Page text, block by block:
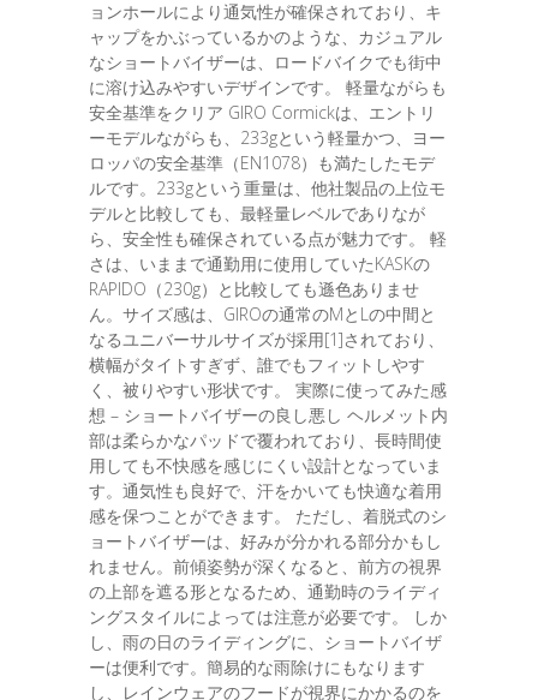
ョンホールにより通気性が確保されており、キ
ャップをかぶっているかのような、カジュアル
なショートバイザーは、ロードバイクでも街中
に溶け込みやすいデザインです。 軽量ながらも
安全基準をクリア GIRO Cormickは、エントリ
ーモデルながらも、233gという軽量かつ、ヨー
ロッパの安全基準（EN1078）も満たしたモデ
ルです。233gという重量は、他社製品の上位モ
デルと比較しても、最軽量レベルでありなが
ら、安全性も確保されている点が魅力です。 軽
さは、いままで通勤用に使用していたKASKの
RAPIDO（230g）と比較しても遜色ありませ
ん。サイズ感は、GIROの通常のMとLの中間と
なるユニバーサルサイズが採用[1]されており、
横幅がタイトすぎず、誰でもフィットしやす
く、被りやすい形状です。 実際に使ってみた感
想 – ショートバイザーの良し悪し ヘルメット内
部は柔らかなパッドで覆われており、長時間使
用しても不快感を感じにくい設計となっていま
す。通気性も良好で、汗をかいても快適な着用
感を保つことができます。 ただし、着脱式のシ
ョートバイザーは、好みが分かれる部分かもし
れません。前傾姿勢が深くなると、前方の視界
の上部を遮る形となるため、通勤時のライディ
ングスタイルによっては注意が必要です。 しか
し、雨の日のライディングに、ショートバイザ
ーは便利です。簡易的な雨除けにもなります
し、レインウェアのフードが視界にかかるのを